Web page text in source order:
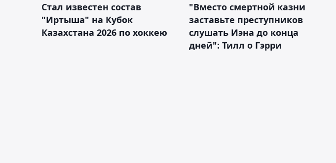
Стал известен состав
"Иртыша" на Кубок
Казахстана 2026 по хоккею
"Вместо смертной казни
заставьте преступников
слушать Иэна до конца
дней": Тилл о Гэрри